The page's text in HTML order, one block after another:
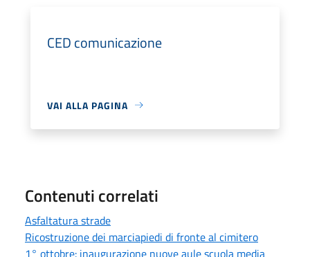
CED comunicazione
VAI ALLA PAGINA
Contenuti correlati
Asfaltatura strade
Ricostruzione dei marciapiedi di fronte al cimitero
1° ottobre: inaugurazione nuove aule scuola media